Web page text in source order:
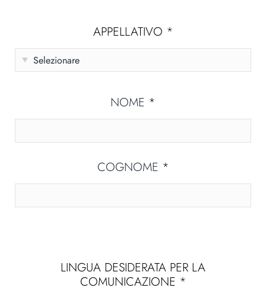
APPELLATIVO *
NOME *
COGNOME *
LINGUA DESIDERATA PER LA
COMUNICAZIONE *